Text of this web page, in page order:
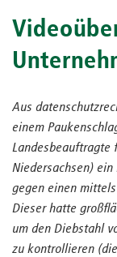
Aus
einem
Landesbeauftragte
Niedersachsen)
gegen einen
Dieser hatte
um den Diebstahl
zu kontrollieren